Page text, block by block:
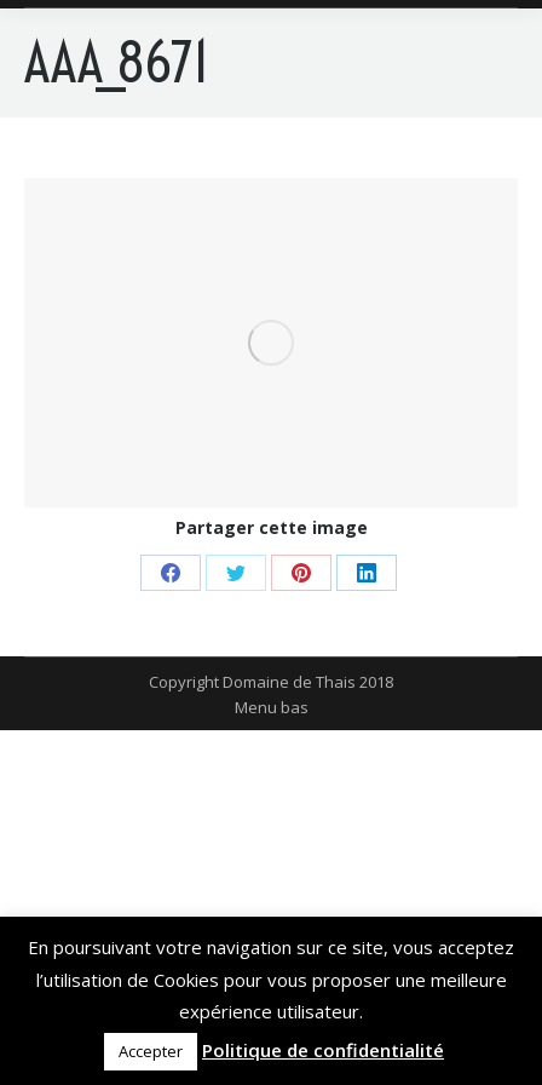
AAA_8671
Partager cette image
Share
Facebook
Share
Twitter
Share
Pinterest
Share
LinkedIn
Copyright Domaine de Thais 2018
Menu bas
En poursuivant votre navigation sur ce site, vous acceptez
l’utilisation de Cookies pour vous proposer une meilleure
expérience utilisateur.
Accepter Politique de confidentialité